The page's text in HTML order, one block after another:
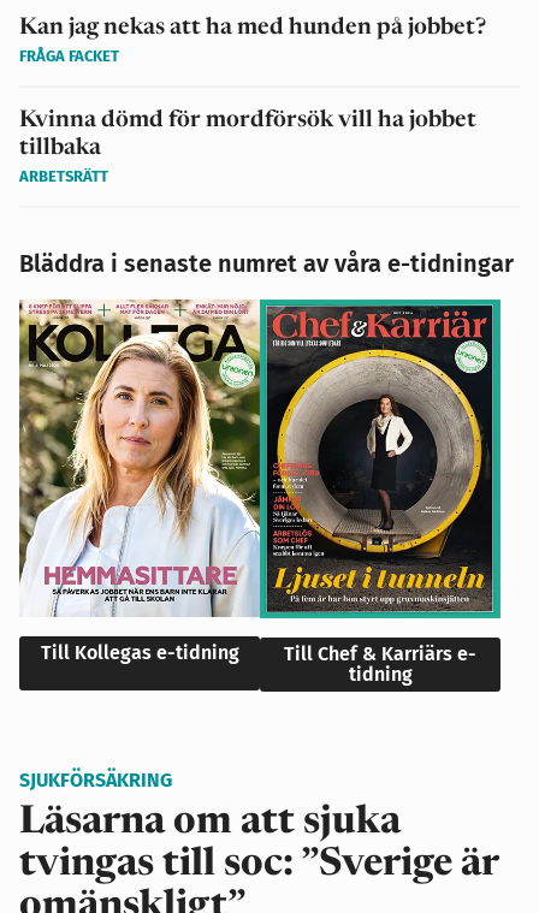
Kan jag nekas att ha med hunden på jobbet?
FRÅGA FACKET
Kvinna dömd för mordförsök vill ha jobbet
tillbaka
ARBETSRÄTT
Bläddra i senaste numret av våra e-tidningar
Till Kollegas e-tidning
Till Chef & Karriärs e-
tidning
SJUKFÖRSÄKRING
Läsarna om att sjuka
tvingas till soc: ”Sverige är